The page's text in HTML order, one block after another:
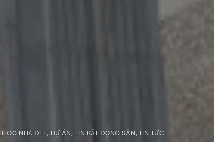
BLOG NHÀ ĐẸP, DỰ ÁN ,TIN BẤT ĐỘNG SẢN , TIN TỨC